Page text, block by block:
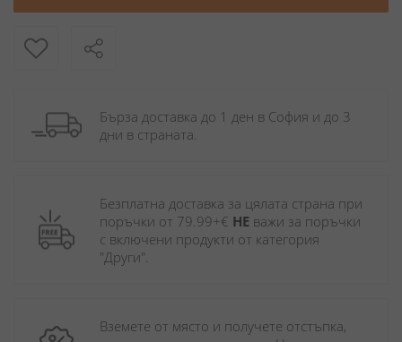
Бърза доставка до 1 ден в София и до 3
дни в страната.
Безплатна доставка за цялата страна при
поръчки от 79.99+€ НЕ важи за поръчки
с включени продукти от категория
"Други".
Вземете от място и получете отстъпка,